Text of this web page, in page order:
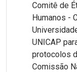
Comitê de
Humanos -
UNICAP
protocolos
Comissão